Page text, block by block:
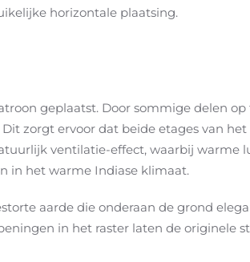
horizontale plaatsing.
geplaatst. Door sommige delen
zorgt ervoor dat beide etages van
ventilatie-effect, waarbij warme
in het warme Indiase klimaat.
aarde die onderaan de grond
in het raster laten de originele